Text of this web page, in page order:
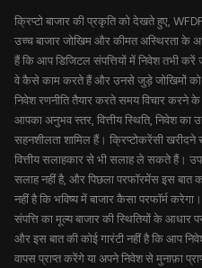
क्रिप्टो बाजार की प्रकृति को देखते हुए,
उच्च बाजार जोखिम और कीमत अस्थिरता के
हैं कि आप डिजिटल संपत्तियों में निवेश तभी
वे कैसे काम करते हैं और उनसे जुड़े जोखिमों को
निवेश रणनीति तैयार करते समय विचार करने
आपका अनुभव स्तर, वित्तीय स्थिति, निवेश का
सहनशीलता शामिल हैं। क्रिप्टोकरेंसी
वित्तीय सलाहकार से भी सलाह ले सकते हैं।
सलाह नहीं है, और पिछला परफॉरमेंस इस बात
नहीं है कि भविष्य में बाजार कैसा परफॉर्म
संपत्ति का मूल्य बाजार की स्थितियों के आधार
और इस बात की कोई गारंटी नहीं है कि आप
वापस प्राप्त करेंगे या अपने निवेश से मुनाफ़ा